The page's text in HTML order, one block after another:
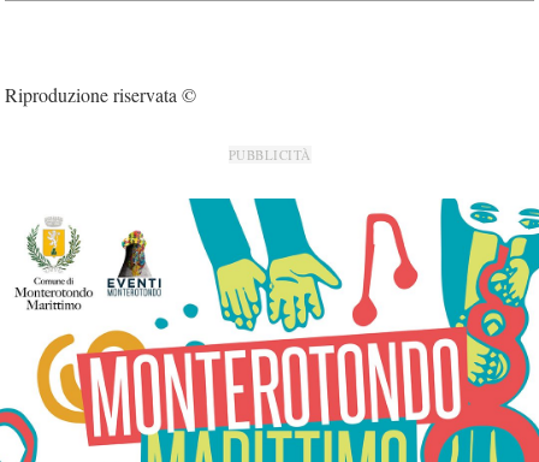
Riproduzione riservata ©
PUBBLICITÀ